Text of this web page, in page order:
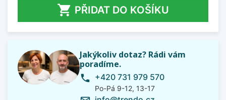
 PŘIDAT DO KOŠÍKU
Jakýkoliv dotaz? Rádi vám
poradíme.
phone +420 731 979 570
Po-Pá 9-12, 13-17